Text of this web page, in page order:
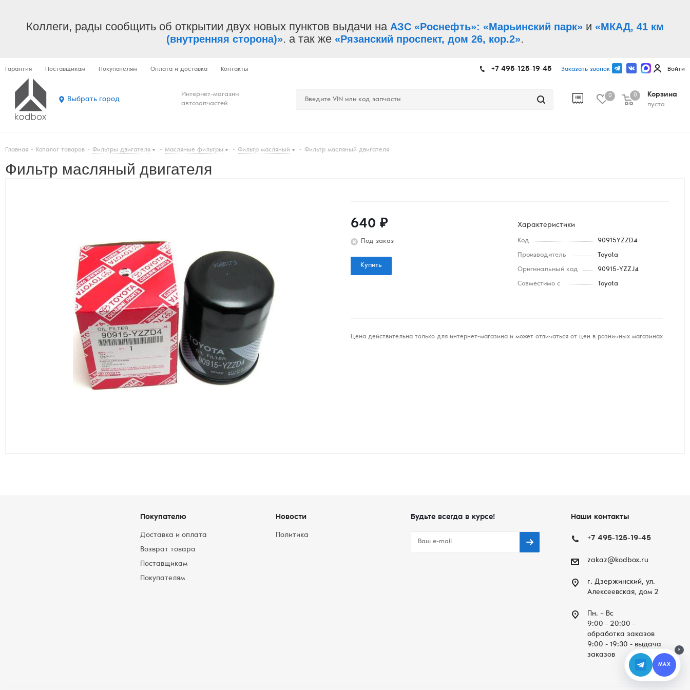
Коллеги, рады сообщить об открытии двух новых пунктов выдачи на АЗС «Роснефть»: «Марьинский парк» и «МКАД, 41 км
(внутренняя сторона)». а так же «Рязанский проспект, дом 26, кор.2».
Гарантия Поставщикам Покупателям Оплата и доставка Контакты +7 495-125-19-45 Заказать звонок Войти
Выбрать город
Интернет-магазин
автозапчастей
0
Корзина
пуста
0
Главная - Каталог товаров - Фильтры двигателя - Масляные фильтры - Фильтр масляный - Фильтр масляный двигателя
Фильтр масляный двигателя
640 ₽
Под заказ
Купить
Характеристики
Код 90915YZZD4
Производитель Toyota
Оригинальный код 90915-YZZJ4
Совместимо с Toyota
Цена действительна только для интернет-магазина и может отличаться от цен в розничных магазинах
Покупателю
Доставка и оплата
Возврат товара
Поставщикам
Покупателям
Новости
Политика
Будьте всегда в курсе! Наши контакты
+7 495-125-19-45
zakaz@kodbox.ru
г. Дзержинский, ул.
Алексеевская, дом 2
Пн. – Вc
9:00 - 20:00 -
обработка заказов
9:00 - 19:30 - выдача
заказов
×
MAX